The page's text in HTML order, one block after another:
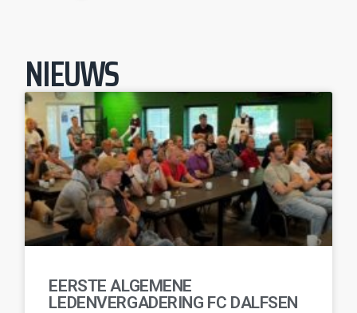
NIEUWS
EERSTE ALGEMENE
LEDENVERGADERING FC DALFSEN